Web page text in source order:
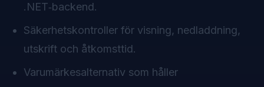
.NET‑backend.
Säkerhetskontroller för visning, nedladdning,
utskrift och åtkomsttid.
Varumärkesalternativ som håller